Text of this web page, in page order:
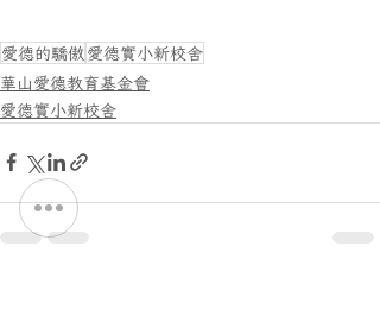
愛德的驕傲 愛德實小新校舍
華山愛德教育基金會
愛德實小新校舍